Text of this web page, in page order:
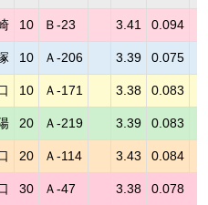
10 Ｂ-23 3.41 0.094
10 Ａ-206 3.39 0.075
10 Ａ-171 3.38 0.083
20 Ａ-219 3.39 0.083
20 Ａ-114 3.43 0.084
30 Ａ-47 3.38 0.078